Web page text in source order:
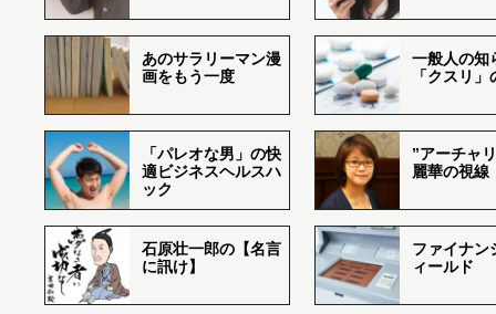
あのサラリーマン漫
画をもう一度
一般人の知
「クスリ
「パレオな男」の快
適ビジネスヘルスハ
ック
”アーチャ
麗華の視線
石原壮一郎の【名言
に訊け】
ファイナン
ィールド